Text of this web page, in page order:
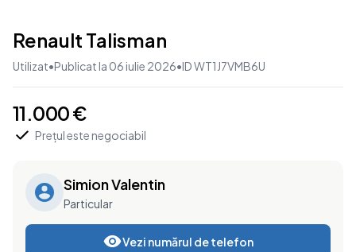
Renault Talisman
Utilizat•Publicat la 06 iulie 2026•ID WT1J7VMB6U
11.000 €
Prețul este negociabil
Simion Valentin
Particular
Vezi numărul de telefon